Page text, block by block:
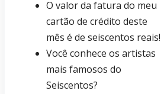
O valor da fatura do meu
cartão de crédito deste
mês é de seiscentos reais!
Você conhece os artistas
mais famosos do
Seiscentos?